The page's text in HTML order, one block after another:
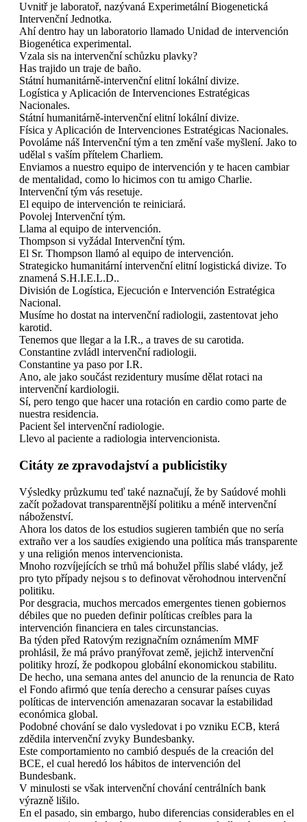
Uvnitř je laboratoř, nazývaná Experimetální Biogenetická
Intervenční Jednotka.
Ahí dentro hay un laboratorio llamado Unidad de intervención
Biogenética experimental.
Vzala sis na intervenční schůzku plavky?
Has trajido un traje de baño.
Státní humanitárně-intervenční elitní lokální divize.
Logística y Aplicación de Intervenciones Estratégicas
Nacionales.
Státní humanitárně-intervenční elitní lokální divize.
Física y Aplicación de Intervenciones Estratégicas Nacionales.
Povoláme náš Intervenční tým a ten změní vaše myšlení. Jako to
udělal s vaším přítelem Charliem.
Enviamos a nuestro equipo de intervención y te hacen cambiar
de mentalidad, como lo hicimos con tu amigo Charlie.
Intervenční tým vás resetuje.
El equipo de intervención te reiniciará.
Povolej Intervenční tým.
Llama al equipo de intervención.
Thompson si vyžádal Intervenční tým.
El Sr. Thompson llamó al equipo de intervención.
Strategicko humanitární intervenční elitní logistická divize. To
znamená S.H.I.E.L.D..
División de Logística, Ejecución e Intervención Estratégica
Nacional.
Musíme ho dostat na intervenční radiologii, zastentovat jeho
karotid.
Tenemos que llegar a la I.R., a traves de su carotida.
Constantine zvládl intervenční radiologii.
Constantine ya paso por I.R.
Ano, ale jako součást rezidentury musíme dělat rotaci na
intervenční kardiologii.
Sí, pero tengo que hacer una rotación en cardio como parte de
nuestra residencia.
Pacient šel intervenční radiologie.
Llevo al paciente a radiologia intervencionista.
Citáty ze zpravodajství a publicistiky
Výsledky průzkumu teď také naznačují, že by Saúdové mohli
začít požadovat transparentnější politiku a méně intervenční
náboženství.
Ahora los datos de los estudios sugieren también que no sería
extraño ver a los saudíes exigiendo una política más transparente
y una religión menos intervencionista.
Mnoho rozvíjejících se trhů má bohužel přílis slabé vlády, jež
pro tyto případy nejsou s to definovat věrohodnou intervenční
politiku.
Por desgracia, muchos mercados emergentes tienen gobiernos
débiles que no pueden definir políticas creíbles para la
intervención financiera en tales circunstancias.
Ba týden před Ratovým rezignačním oznámením MMF
prohlásil, že má právo pranýřovat země, jejichž intervenční
politiky hrozí, že podkopou globální ekonomickou stabilitu.
De hecho, una semana antes del anuncio de la renuncia de Rato
el Fondo afirmó que tenía derecho a censurar países cuyas
políticas de intervención amenazaran socavar la estabilidad
económica global.
Podobné chování se dalo vysledovat i po vzniku ECB, která
zdědila intervenční zvyky Bundesbanky.
Este comportamiento no cambió después de la creación del
BCE, el cual heredó los hábitos de intervención del
Bundesbank.
V minulosti se však intervenční chování centrálních bank
výrazně lišilo.
En el pasado, sin embargo, hubo diferencias considerables en el